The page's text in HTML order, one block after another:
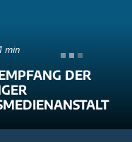
min
DER